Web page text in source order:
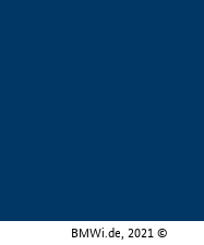
BMWi.de, 2021 ©